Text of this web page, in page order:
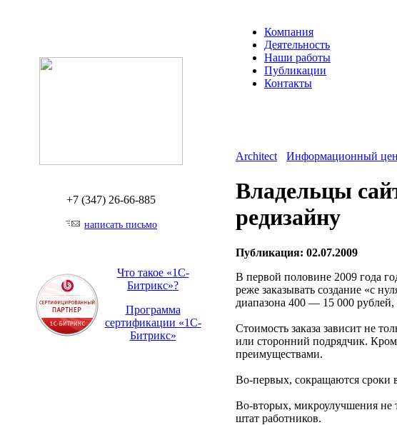
+7 (347) 26-66-885
написать письмо
Что такое «1С-
Битрикс»?
Программа
сертификации «1С-
Битрикс»
Компания
Деятельность
Наши работы
Публикации
Контакты
Architect Информационный
Владельцы
редизайну
Публикация: 02.07.2009
В первой половине 2009 года
реже заказывать создание «с
диапазона 400 — 15 000
Стоимость заказа зависит не
или сторонний подрядчик.
преимуществами.
Во-первых, сокращаются сроки
Во-вторых, микроулучшения не
штат работников.